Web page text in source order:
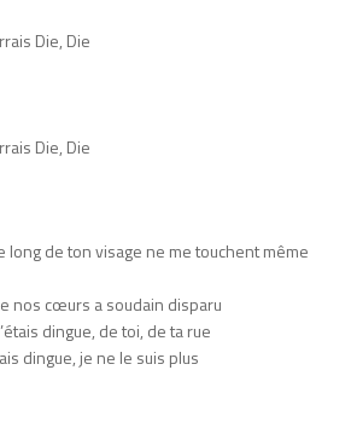
Die, Die
Die, Die
long de ton visage ne me touchent même
nos cœurs a soudain disparu
dingue, de toi, de ta rue
dingue, je ne le suis plus